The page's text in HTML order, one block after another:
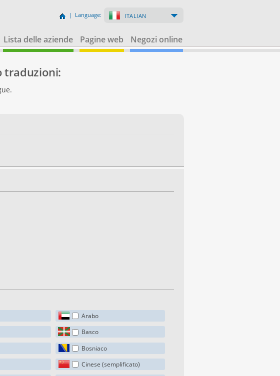
| Language: ITALIAN
Lista delle aziende Pagine web Negozi online
traduzioni:
Arabo
Basco
Bosniaco
Cinese (semplificato)